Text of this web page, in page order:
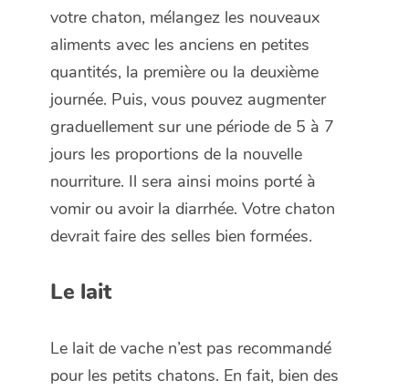
votre chaton, mélangez les nouveaux
aliments avec les anciens en petites
quantités, la première ou la deuxième
journée. Puis, vous pouvez augmenter
graduellement sur une période de 5 à 7
jours les proportions de la nouvelle
nourriture. Il sera ainsi moins porté à
vomir ou avoir la diarrhée. Votre chaton
devrait faire des selles bien formées.
Le lait
Le lait de vache n’est pas recommandé
pour les petits chatons. En fait, bien des